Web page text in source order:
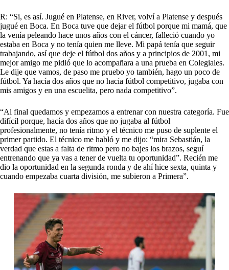
R: “Si, es así. Jugué en Platense, en River, volví a Platense y después
jugué en Boca. En Boca tuve que dejar el fútbol porque mi mamá, que
la venía peleando hace unos años con el cáncer, falleció cuando yo
estaba en Boca y no tenía quien me lleve. Mi papá tenía que seguir
trabajando, así que deje el fútbol dos años y a principios de 2001, mi
mejor amigo me pidió que lo acompañara a una prueba en Colegiales.
Le dije que vamos, de paso me pruebo yo también, hago un poco de
fútbol. Ya hacía dos años que no hacía fútbol competitivo, jugaba con
mis amigos y en una escuelita, pero nada competitivo”.
“Al final quedamos y empezamos a entrenar con nuestra categoría. Fue
difícil porque, hacía dos años que no jugaba al fútbol
profesionalmente, no tenía ritmo y el técnico me puso de suplente el
primer partido. El técnico me habló y me dijo: “mira Sebastián, la
verdad que estas a falta de ritmo pero no bajes los brazos, seguí
entrenando que ya vas a tener de vuelta tu oportunidad”. Recién me
dio la oportunidad en la segunda ronda y de ahí hice sexta, quinta y
cuando empezaba cuarta división, me subieron a Primera”.